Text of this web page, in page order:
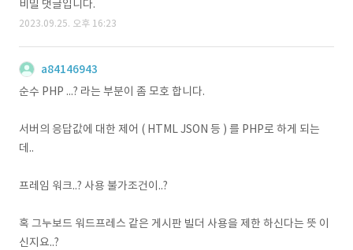
비밀 댓글입니다.
2023.09.25. 오후 16:23
a84146943
순수 PHP ...? 라는 부분이 좀 모호 합니다.
서버의 응답값에 대한 제어 ( HTML JSON 등 ) 를 PHP로 하게 되는
데..
프레임 워크..? 사용 불가조건이..?
혹 그누보드 워드프레스 같은 게시판 빌더 사용을 제한 하신다는 뜻 이
신지요..?